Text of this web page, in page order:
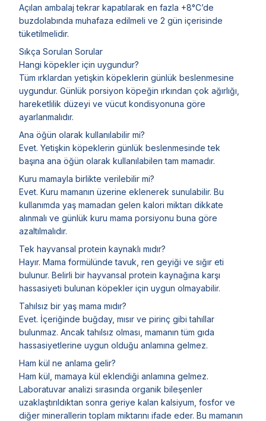
Açılan ambalaj tekrar kapatılarak en fazla +8°C’de
buzdolabında muhafaza edilmeli ve 2 gün içerisinde
tüketilmelidir.
Sıkça Sorulan Sorular
Hangi köpekler için uygundur?
Tüm ırklardan yetişkin köpeklerin günlük beslenmesine
uygundur. Günlük porsiyon köpeğin ırkından çok ağırlığı,
hareketlilik düzeyi ve vücut kondisyonuna göre
ayarlanmalıdır.
Ana öğün olarak kullanılabilir mi?
Evet. Yetişkin köpeklerin günlük beslenmesinde tek
başına ana öğün olarak kullanılabilen tam mamadır.
Kuru mamayla birlikte verilebilir mi?
Evet. Kuru mamanın üzerine eklenerek sunulabilir. Bu
kullanımda yaş mamadan gelen kalori miktarı dikkate
alınmalı ve günlük kuru mama porsiyonu buna göre
azaltılmalıdır.
Tek hayvansal protein kaynaklı mıdır?
Hayır. Mama formülünde tavuk, ren geyiği ve sığır eti
bulunur. Belirli bir hayvansal protein kaynağına karşı
hassasiyeti bulunan köpekler için uygun olmayabilir.
Tahılsız bir yaş mama mıdır?
Evet. İçeriğinde buğday, mısır ve pirinç gibi tahıllar
bulunmaz. Ancak tahılsız olması, mamanın tüm gıda
hassasiyetlerine uygun olduğu anlamına gelmez.
Ham kül ne anlama gelir?
Ham kül, mamaya kül eklendiği anlamına gelmez.
Laboratuvar analizi sırasında organik bileşenler
uzaklaştırıldıktan sonra geriye kalan kalsiyum, fosfor ve
diğer minerallerin toplam miktarını ifade eder. Bu mamanın